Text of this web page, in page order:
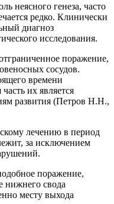
неясного генеза, часто
редко. Клинически
диагноз
исследования.
поражение,
сосудов.
времени
их является
развития (Петров Н.Н.,
лечению в период
за исключением
поражение,
нижнего свода
месту выхода